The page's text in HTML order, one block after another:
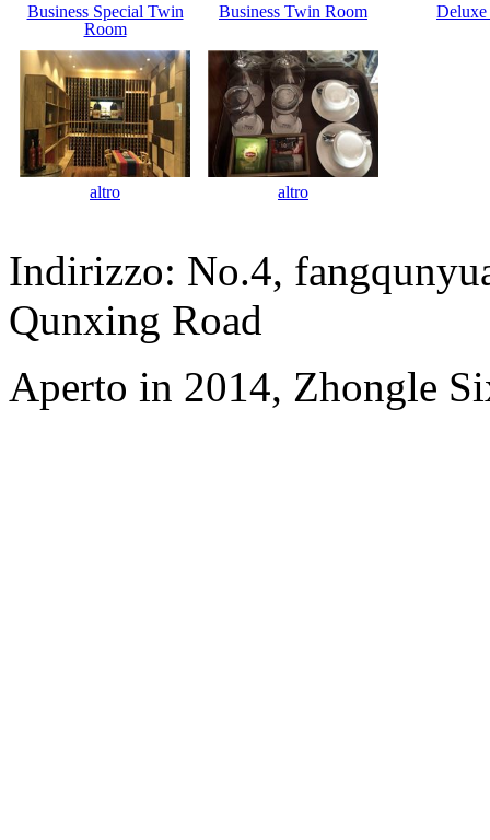
Business Special Twin
Room
Business Twin Room Deluxe
altro altro
Indirizzo: No.4,
Qunxing Road
Aperto in 2014, Zhongle